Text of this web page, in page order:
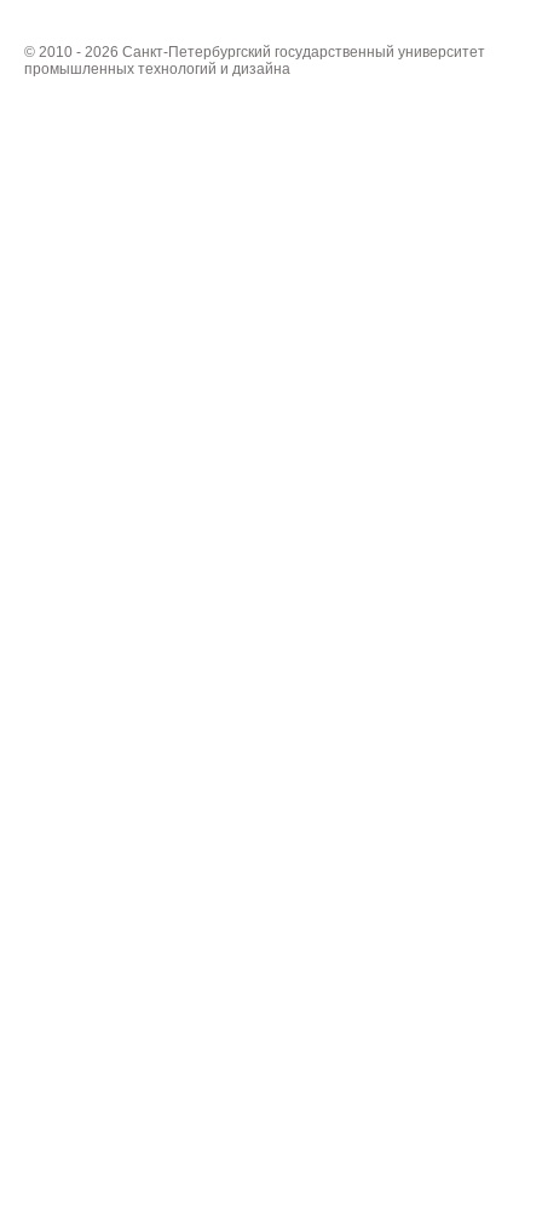
© 2010 - 2026 Санкт-Петербургский государственный университет
промышленных технологий и дизайна